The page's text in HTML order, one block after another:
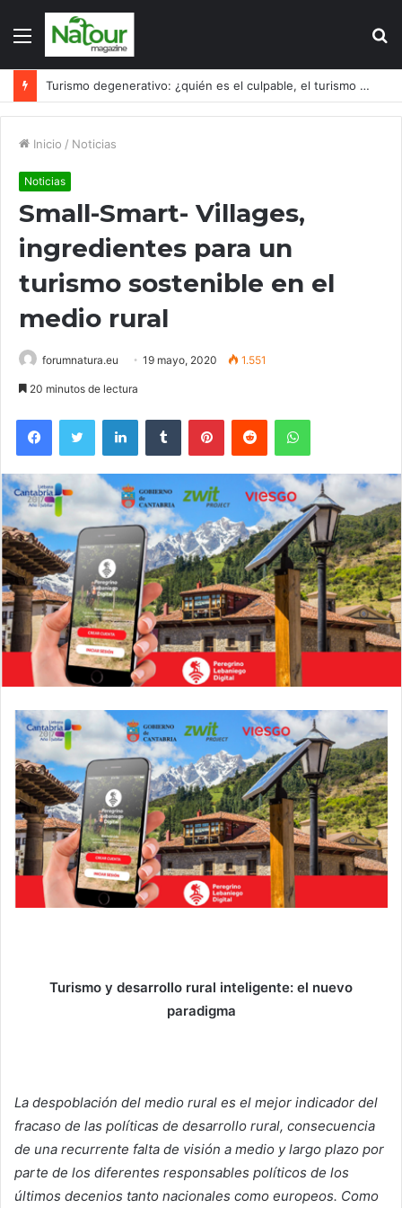
Menú
Turismo degenerativo: ¿quién es el culpable, el turismo o los turistas?
Inicio / Noticias
Noticias
Small-Smart- Villages,
ingredientes para un
turismo sostenible en el
medio rural
forumnatura.eu 19 mayo, 2020 1.551
20 minutos de lectura
FacebookTwitter LinkedInTumblr PinterestReddit WhatsApp
Turismo y desarrollo rural inteligente: el nuevo
paradigma
La despoblación del medio rural es el mejor indicador del
fracaso de las políticas de desarrollo rural, consecuencia
de una recurrente falta de visión a medio y largo plazo por
parte de los diferentes responsables políticos de los
últimos decenios tanto nacionales como europeos. Como